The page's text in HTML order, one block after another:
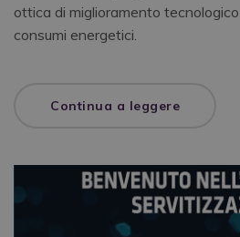
ottica di miglioramento
consumi energetici.
Continua a leggere